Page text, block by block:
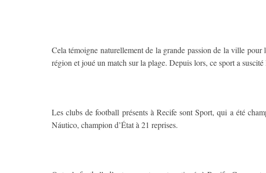
Cela témoigne naturellement de la grande passion de la ville
région et joué un match sur la plage. Depuis lors, ce sport a
Les clubs de football présents à Recife sont Sport, qui a été
Náutico, champion d’État à 21 reprises.